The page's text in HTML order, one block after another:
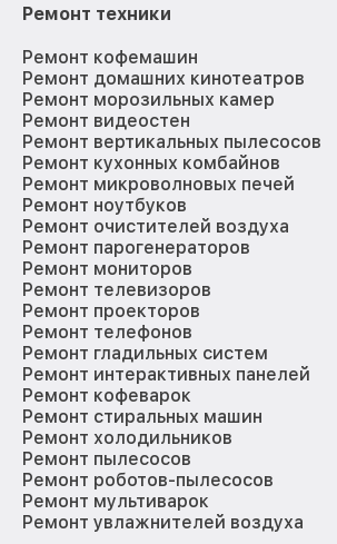
Ремонт техники
Ремонт кофемашин
Ремонт домашних кинотеатров
Ремонт морозильных камер
Ремонт видеостен
Ремонт вертикальных пылесосов
Ремонт кухонных комбайнов
Ремонт микроволновых печей
Ремонт ноутбуков
Ремонт очистителей воздуха
Ремонт парогенераторов
Ремонт мониторов
Ремонт телевизоров
Ремонт проекторов
Ремонт телефонов
Ремонт гладильных систем
Ремонт интерактивных панелей
Ремонт кофеварок
Ремонт стиральных машин
Ремонт холодильников
Ремонт пылесосов
Ремонт роботов-пылесосов
Ремонт мультиварок
Ремонт увлажнителей воздуха